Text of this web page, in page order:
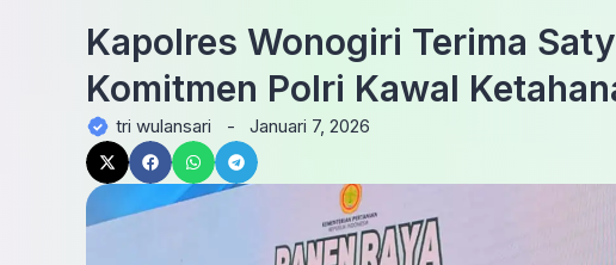
Kapolres Wonogiri Terima
Komitmen Polri Kawal
tri wulansari - Januari 7, 2026